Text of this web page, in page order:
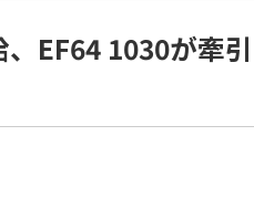
EF64 1030が牽